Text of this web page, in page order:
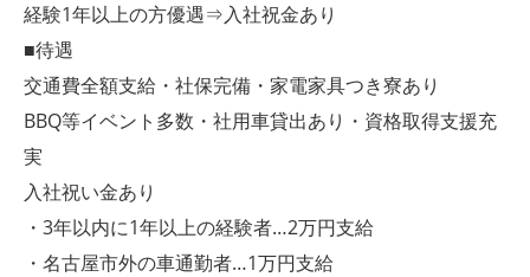
経験1年以上の方優遇⇒入社祝金あり
■待遇
交通費全額支給・社保完備・家電家具つき寮あり
BBQ等イベント多数・社用車貸出あり・資格取得支援充
実
入社祝い金あり
・3年以内に1年以上の経験者…2万円支給
・名古屋市外の車通勤者…1万円支給